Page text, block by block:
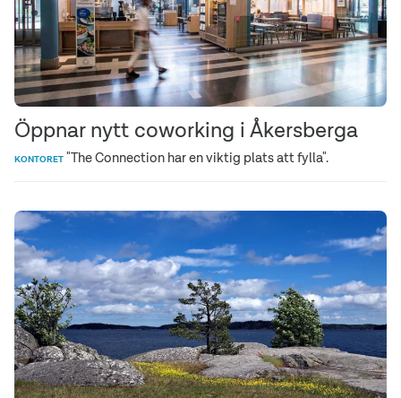
Öppnar nytt coworking i Åkersberga
KONTORET "The Connection har en viktig plats att fylla".